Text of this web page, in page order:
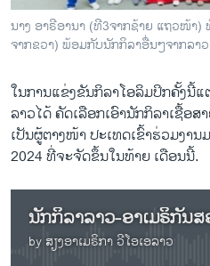
ສຽງ
ລາຍການກະຈາຍສຽງ
ພາສາຕ່າງໆ
ນາງ ອາຣີອານາ (ທີ3ຈາກຊ້າຍ ແຖວໜ້າ
ຈາກຂວາ) ພ້ອມກັບນັກກິລາອື່ນໆຈາກລາ
ໃນການແຂ່ງຂັນກິລາໂອລິມປິກຄັ້ງນີ້
ລາວໄດ້ ຄັດເລືອກເອົານັກກິລາເຊື້ອ
ເປັນຜູ້ຕາງໜ້າ ປະເທດເຂົ້າຮ່ວມງາ
2024 ທີ່ຈະຈັດຂຶ້ນໃນທ້າຍ ເດືອນນີ້.
by ສຽງອາເມຣິກາ ວີໂອເອລາວ
No media source